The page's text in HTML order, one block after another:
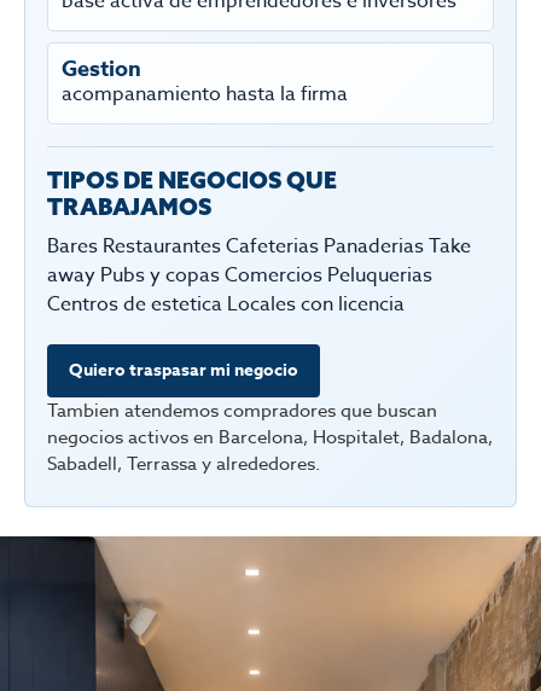
Gestion
acompanamiento hasta la firma
TIPOS DE NEGOCIOS QUE
TRABAJAMOS
Bares Restaurantes Cafeterias Panaderias Take
away Pubs y copas Comercios Peluquerias
Centros de estetica Locales con licencia
Quiero traspasar mi negocio
Tambien atendemos compradores que buscan
negocios activos en Barcelona, Hospitalet, Badalona,
Sabadell, Terrassa y alrededores.